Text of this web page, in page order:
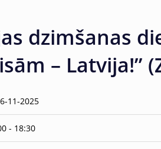
dzimšanas
– Latvija!”
11-2025
- 18:30